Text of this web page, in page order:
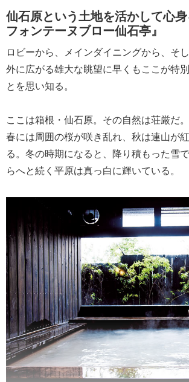
仙石原という土地を活かして心
フォンテーヌブロー仙石亭』
ロビーから、メインダイニングから、そ
外に広がる雄大な眺望に早くもここが特
とを思い知る。
ここは箱根・仙石原。その自然は荘厳だ。
春には周囲の桜が咲き乱れ、秋は連山が
る。冬の時期になると、降り積もった雪
らへと続く平原は真っ白に輝いている。